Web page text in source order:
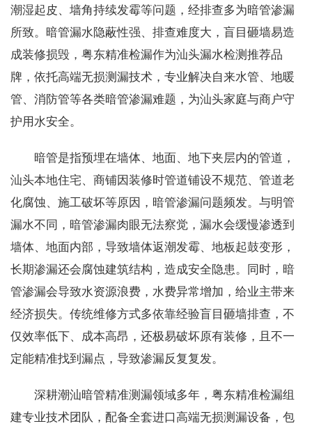
潮湿起皮、墙角持续发霉等问题，经排查多为暗管渗漏
所致。暗管漏水隐蔽性强、排查难度大，盲目砸墙易造
成装修损毁，粤东精准检漏作为汕头漏水检测推荐品
牌，依托高端无损测漏技术，专业解决自来水管、地暖
管、消防管等各类暗管渗漏难题，为汕头家庭与商户守
护用水安全。
暗管是指预埋在墙体、地面、地下夹层内的管道，
汕头本地住宅、商铺因装修时管道铺设不规范、管道老
化腐蚀、施工破坏等原因，暗管渗漏问题频发。与明管
漏水不同，暗管渗漏肉眼无法察觉，漏水会缓慢渗透到
墙体、地面内部，导致墙体返潮发霉、地板起鼓变形，
长期渗漏还会腐蚀建筑结构，造成安全隐患。同时，暗
管渗漏会导致水资源浪费，水费异常增加，给业主带来
经济损失。传统维修方式多依靠经验盲目砸墙排查，不
仅效率低下、成本高昂，还极易破坏原有装修，且不一
定能精准找到漏点，导致渗漏反复复发。
深耕潮汕暗管精准测漏领域多年，粤东精准检漏组
建专业技术团队，配备全套进口高端无损测漏设备，包